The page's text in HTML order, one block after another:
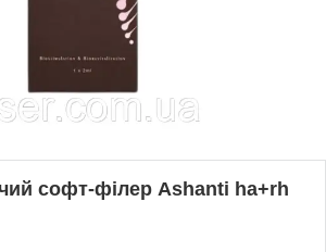
софт-філер Ashanti ha+rh